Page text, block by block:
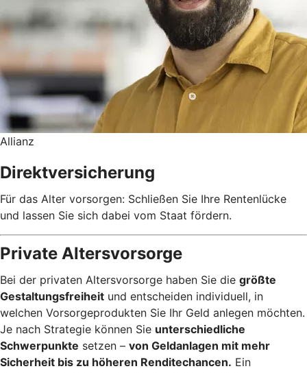
Allianz
Direktversicherung
Für das Alter vorsorgen: Schließen Sie Ihre Rentenlücke
und lassen Sie sich dabei vom Staat fördern.
Private Altersvorsorge
Bei der privaten Altersvorsorge haben Sie die größte
Gestaltungsfreiheit und entscheiden individuell, in
welchen Vorsorgeprodukten Sie Ihr Geld anlegen möchten.
Je nach Strategie können Sie unterschiedliche
Schwerpunkte setzen – von Geldanlagen mit mehr
Sicherheit bis zu höheren Renditechancen. Ein